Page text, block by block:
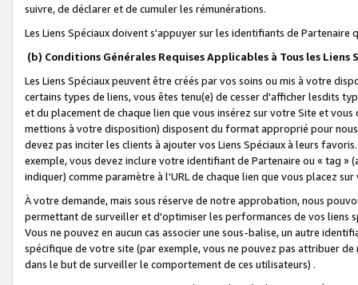
suivre, de déclarer et de cumuler les rémunérations.
Les Liens Spéciaux doivent s'appuyer sur les identifiants de Partenaire
(b) Conditions Générales Requises Applicables à Tous les Liens
Les Liens Spéciaux peuvent être créés par vos soins ou mis à votre
certains types de liens, vous êtes tenu(e) de cesser d'afficher lesdits
et du placement de chaque lien que vous insérez sur votre Site et
mettions à votre disposition) disposent du format approprié pour
devez pas inciter les clients à ajouter vos Liens Spéciaux à leurs
exemple, vous devez inclure votre identifiant de Partenaire ou « tag
indiquer) comme paramètre à l'URL de chaque lien que vous placez
À votre demande, mais sous réserve de notre approbation, nous
permettant de surveiller et d'optimiser les performances de vos liens
Vous ne pouvez en aucun cas associer une sous-balise, un autre
spécifique de votre site (par exemple, vous ne pouvez pas attribuer
dans le but de surveiller le comportement de ces utilisateurs) .